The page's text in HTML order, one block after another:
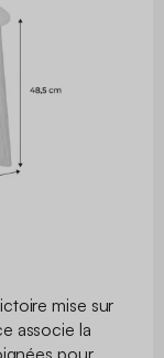
mise sur
associe la
pour